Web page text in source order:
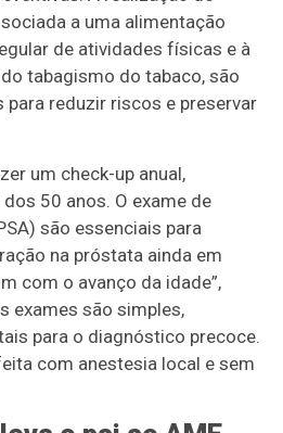
a uma alimentação
de atividades físicas e à
tabagismo do tabaco, são
reduzir riscos e preservar
um check-up anual,
50 anos. O exame de
são essenciais para
na próstata ainda em
com o avanço da idade”,
exames são simples,
para o diagnóstico precoce.
com anestesia local e sem